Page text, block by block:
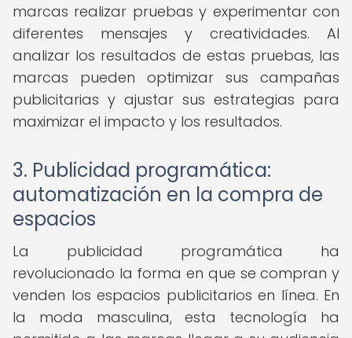
marcas realizar pruebas y experimentar con
diferentes mensajes y creatividades. Al
analizar los resultados de estas pruebas, las
marcas pueden optimizar sus campañas
publicitarias y ajustar sus estrategias para
maximizar el impacto y los resultados.
3. Publicidad programática:
automatización en la compra de
espacios
La publicidad programática ha
revolucionado la forma en que se compran y
venden los espacios publicitarios en línea. En
la moda masculina, esta tecnología ha